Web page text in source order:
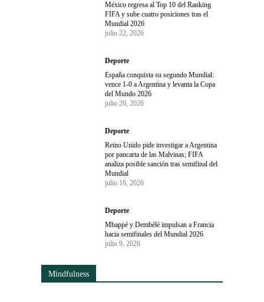
México regresa al Top 10 del Ranking
FIFA y sube cuatro posiciones tras el
Mundial 2026
julio 22, 2026
Deporte
España conquista su segundo Mundial:
vence 1-0 a Argentina y levanta la Copa
del Mundo 2026
julio 20, 2026
Deporte
Reino Unido pide investigar a Argentina
por pancarta de las Malvinas; FIFA
analiza posible sanción tras semifinal del
Mundial
julio 16, 2026
Deporte
Mbappé y Dembélé impulsan a Francia
hacia semifinales del Mundial 2026
julio 9, 2026
Mindfulness